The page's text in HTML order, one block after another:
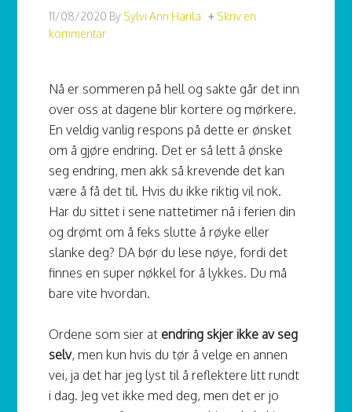
11/08/2020 By Sylvi Ann Harila
Skriv en
kommentar
Nå er sommeren på hell og sakte går det inn
over oss at dagene blir kortere og mørkere.
En veldig vanlig respons på dette er ønsket
om å gjøre endring. Det er så lett å ønske
seg endring, men akk så krevende det kan
være å få det til. Hvis du ikke riktig vil nok.
Har du sittet i sene nattetimer nå i ferien din
og drømt om å feks slutte å røyke eller
slanke deg? DA bør du lese nøye, fordi det
finnes en super nøkkel for å lykkes. Du må
bare vite hvordan.
Ordene som sier at endring skjer ikke av seg
selv, men kun hvis du tør å velge en annen
vei, ja det har jeg lyst til å reflektere litt rundt
i dag. Jeg vet ikke med deg, men det er jo